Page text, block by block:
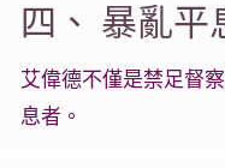
四、 暴亂平
艾偉德不僅是禁足督
息者。